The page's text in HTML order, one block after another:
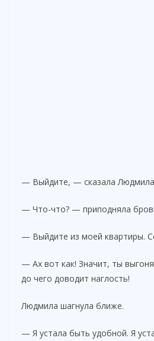
— Выйдите, — сказала
— Что-что? — приподняла
— Выйдите из моей квартиры.
— Ах вот как! Значит, ты
до чего доводит наглость!
Людмила шагнула ближе.
— Я устала быть удобной. Я